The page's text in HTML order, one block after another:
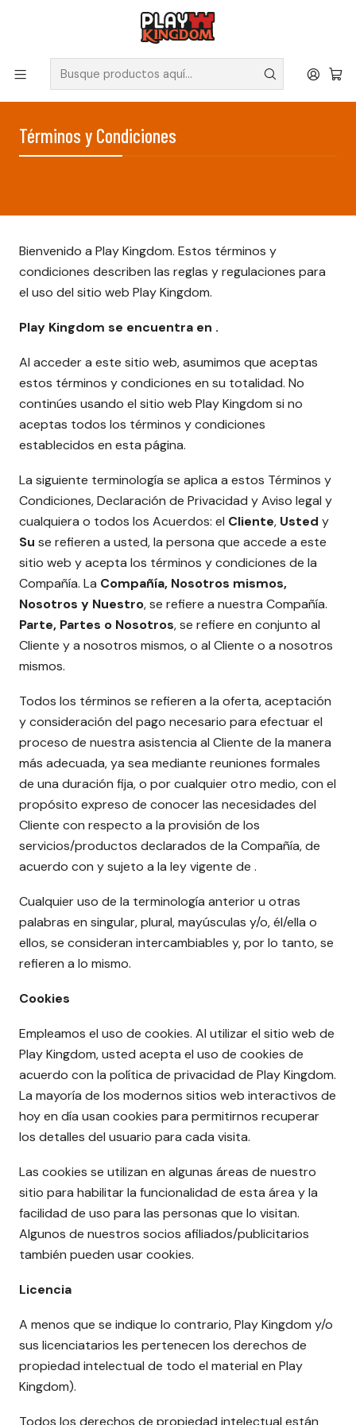
Solicita tus poleras y productos en nuestra tienda.
Términos y Condiciones
Términos y Condiciones
Bienvenido a Play Kingdom. Estos términos y
condiciones describen las reglas y regulaciones para
el uso del sitio web Play Kingdom.
Play Kingdom se encuentra en .
Al acceder a este sitio web, asumimos que aceptas
estos términos y condiciones en su totalidad. No
continúes usando el sitio web Play Kingdom si no
aceptas todos los términos y condiciones
establecidos en esta página.
La siguiente terminología se aplica a estos Términos y
Condiciones, Declaración de Privacidad y Aviso legal y
cualquiera o todos los Acuerdos: el Cliente, Usted y
Su se refieren a usted, la persona que accede a este
sitio web y acepta los términos y condiciones de la
Compañía. La Compañía, Nosotros mismos,
Nosotros y Nuestro, se refiere a nuestra Compañía.
Parte, Partes o Nosotros, se refiere en conjunto al
Cliente y a nosotros mismos, o al Cliente o a nosotros
mismos.
Todos los términos se refieren a la oferta, aceptación
y consideración del pago necesario para efectuar el
proceso de nuestra asistencia al Cliente de la manera
más adecuada, ya sea mediante reuniones formales
de una duración fija, o por cualquier otro medio, con el
propósito expreso de conocer las necesidades del
Cliente con respecto a la provisión de los
servicios/productos declarados de la Compañía, de
acuerdo con y sujeto a la ley vigente de .
Cualquier uso de la terminología anterior u otras
palabras en singular, plural, mayúsculas y/o, él/ella o
ellos, se consideran intercambiables y, por lo tanto, se
refieren a lo mismo.
Cookies
Empleamos el uso de cookies. Al utilizar el sitio web de
Play Kingdom, usted acepta el uso de cookies de
acuerdo con la política de privacidad de Play Kingdom.
La mayoría de los modernos sitios web interactivos de
hoy en día usan cookies para permitirnos recuperar
los detalles del usuario para cada visita.
Las cookies se utilizan en algunas áreas de nuestro
sitio para habilitar la funcionalidad de esta área y la
facilidad de uso para las personas que lo visitan.
Algunos de nuestros socios afiliados/publicitarios
también pueden usar cookies.
Licencia
A menos que se indique lo contrario, Play Kingdom y/o
sus licenciatarios les pertenecen los derechos de
propiedad intelectual de todo el material en Play
Kingdom).
Todos los derechos de propiedad intelectual están